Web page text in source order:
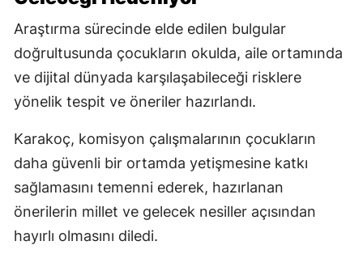
Araştırma sürecinde elde edilen bulgular
doğrultusunda çocukların okulda, aile ortamında
ve dijital dünyada karşılaşabileceği risklere
yönelik tespit ve öneriler hazırlandı.
Karakoç, komisyon çalışmalarının çocukların
daha güvenli bir ortamda yetişmesine katkı
sağlamasını temenni ederek, hazırlanan
önerilerin millet ve gelecek nesiller açısından
hayırlı olmasını diledi.